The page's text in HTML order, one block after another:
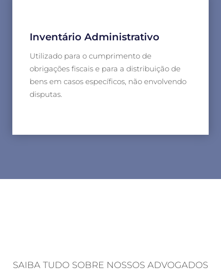
Inventário Administrativo
Utilizado para o cumprimento de
obrigações fiscais e para a distribuição de
bens em casos específicos, não envolvendo
disputas.
SAIBA TUDO SOBRE NOSSOS ADVOGADOS